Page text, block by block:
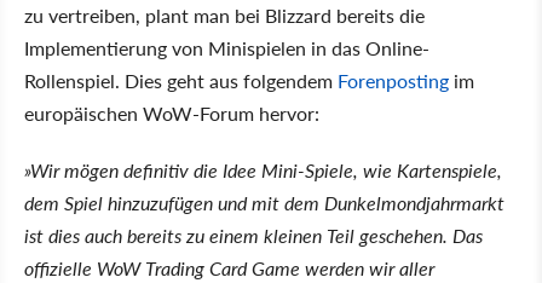
zu vertreiben, plant man bei Blizzard bereits die
Implementierung von Minispielen in das Online-
Rollenspiel. Dies geht aus folgendem Forenposting im
europäischen WoW-Forum hervor:
»Wir mögen definitiv die Idee Mini-Spiele, wie Kartenspiele,
dem Spiel hinzuzufügen und mit dem Dunkelmondjahrmarkt
ist dies auch bereits zu einem kleinen Teil geschehen. Das
offizielle WoW Trading Card Game werden wir aller